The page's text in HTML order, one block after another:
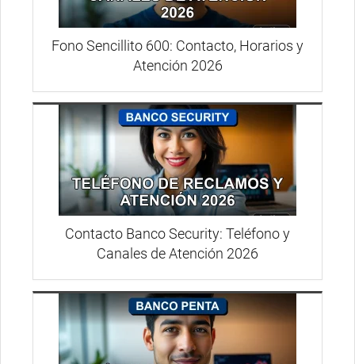
Fono Sencillito 600: Contacto, Horarios y
Atención 2026
Contacto Banco Security: Teléfono y
Canales de Atención 2026